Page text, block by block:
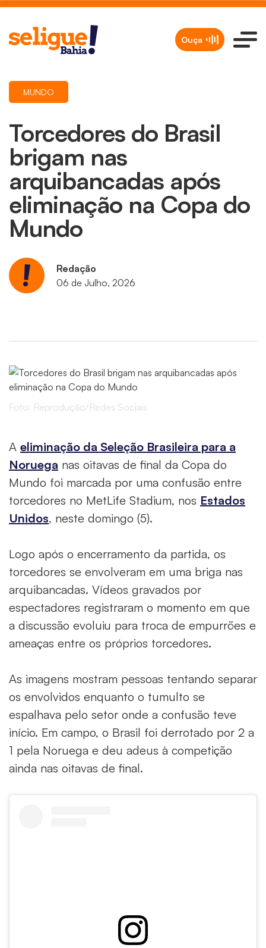
Ouça
Torcedores do Brasil
brigam nas
arquibancadas após
eliminação na Copa do
Mundo
MUNDO
Redação
06 de Julho, 2026
Foto: Reprodução/Redes Sociais
A eliminação da Seleção Brasileira para a
Noruega nas oitavas de final da Copa do
Mundo foi marcada por uma confusão entre
torcedores no MetLife Stadium, nos Estados
Unidos, neste domingo (5).
Logo após o encerramento da partida, os
torcedores se envolveram em uma briga nas
arquibancadas. Vídeos gravados por
espectadores registraram o momento em que
a discussão evoluiu para troca de empurrões e
ameaças entre os próprios torcedores.
As imagens mostram pessoas tentando separar
os envolvidos enquanto o tumulto se
espalhava pelo setor onde a confusão teve
início. Em campo, o Brasil foi derrotado por 2 a
1 pela Noruega e deu adeus à competição
ainda nas oitavas de final.